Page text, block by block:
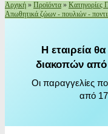
Αρχική » Προϊόντα » Κατηγορίες
Απωθητικά ζώων - πουλιών -
Η εταιρεία
διακοπών από
Οι παραγγελίες
από 17